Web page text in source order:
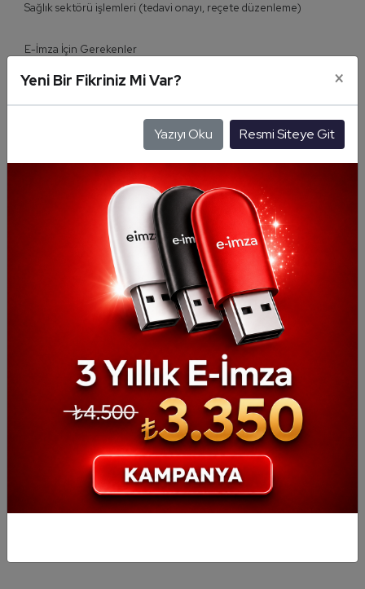
Sağlık sektörü işlemleri (tedavi onayı, reçete düzenleme)
E-İmza İçin Gerekenler
Kimlik doğrulama
E-imza, dijital dünyada güvenli ve verimli işlem yapmanın önemli
bir aracıdır. Hem bireyler hem de kurumlar için avantaj sağlayan
bu teknoloji, kağıt kullanımını azaltırken işlemlerin güvenliğini ve
hukuki geçerliliğini artırmaktadır. Özellikle dijital dönüşüm
sürecinde olan firmalar ve kurumlar için e-imza, önemli bir
teknoloji aracıdır.
Yeni Bir Fikriniz Mi Var? ×
Yazıyı Oku Resmi Siteye Git